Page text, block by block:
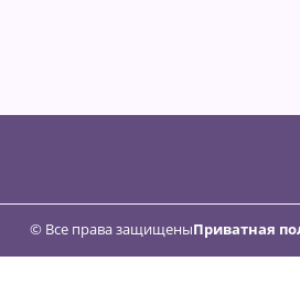
© Все права защищеныПриватная